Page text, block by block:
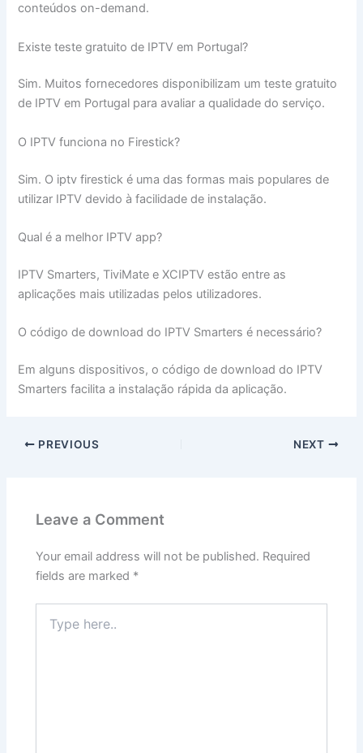
conteúdos on-demand.
Existe teste gratuito de IPTV em Portugal?
Sim. Muitos fornecedores disponibilizam um teste gratuito
de IPTV em Portugal para avaliar a qualidade do serviço.
O IPTV funciona no Firestick?
Sim. O iptv firestick é uma das formas mais populares de
utilizar IPTV devido à facilidade de instalação.
Qual é a melhor IPTV app?
IPTV Smarters, TiviMate e XCIPTV estão entre as
aplicações mais utilizadas pelos utilizadores.
O código de download do IPTV Smarters é necessário?
Em alguns dispositivos, o código de download do IPTV
Smarters facilita a instalação rápida da aplicação.
PREVIOUS NEXT
Leave a Comment
Your email address will not be published. Required
fields are marked *
here..